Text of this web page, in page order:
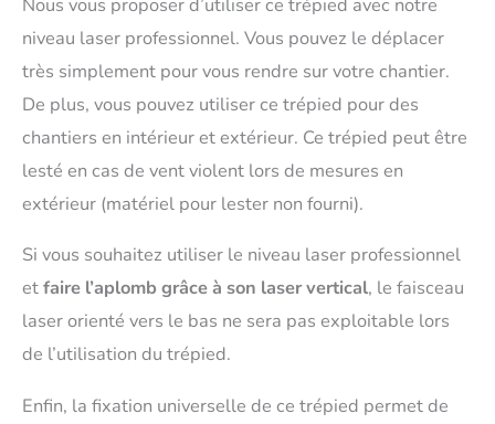
niveau laser professionnel. Vous pouvez le déplacer
très simplement pour vous rendre sur votre chantier.
De plus, vous pouvez utiliser ce trépied pour des
chantiers en intérieur et extérieur. Ce trépied peut être
lesté en cas de vent violent lors de mesures en
extérieur (matériel pour lester non fourni).
Si vous souhaitez utiliser le niveau laser professionnel
etfaire l’aplomb grâce à son laser vertical, le faisceau
laser orienté vers le bas ne sera pas exploitable lors
de l’utilisation du trépied.
Enfin, la fixation universelle de ce trépied permet de